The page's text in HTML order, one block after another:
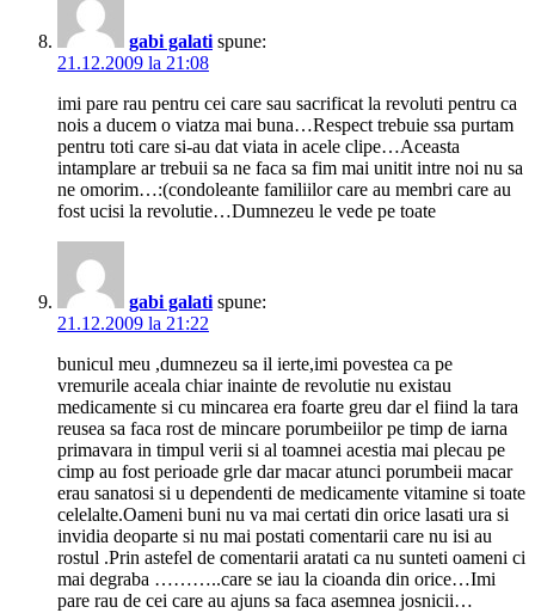
gabi galati spune:
21.12.2009 la 21:08
imi pare rau pentru cei care sau sacrificat la revoluti pentru ca
nois a ducem o viatza mai buna…Respect trebuie ssa purtam
pentru toti care si-au dat viata in acele clipe…Aceasta
intamplare ar trebuii sa ne faca sa fim mai unitit intre noi nu sa
ne omorim…:(condoleante familiilor care au membri care au
fost ucisi la revolutie…Dumnezeu le vede pe toate
gabi galati spune:
21.12.2009 la 21:22
bunicul meu ,dumnezeu sa il ierte,imi povestea ca pe
vremurile aceala chiar inainte de revolutie nu existau
medicamente si cu mincarea era foarte greu dar el fiind la tara
reusea sa faca rost de mincare porumbeiilor pe timp de iarna
primavara in timpul verii si al toamnei acestia mai plecau pe
cimp au fost perioade grle dar macar atunci porumbeii macar
erau sanatosi si u dependenti de medicamente vitamine si toate
celelalte.Oameni buni nu va mai certati din orice lasati ura si
invidia deoparte si nu mai postati comentarii care nu isi au
rostul .Prin astefel de comentarii aratati ca nu sunteti oameni ci
mai degraba ………..care se iau la cioanda din orice…Imi
pare rau de cei care au ajuns sa faca asemnea josnicii…